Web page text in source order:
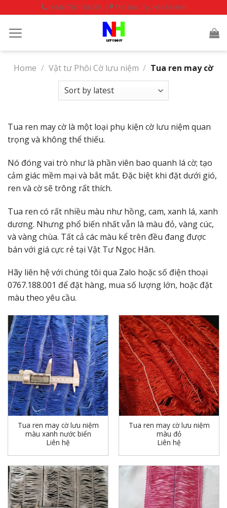
to
content
(+84) 0767 188 001 | Thủ Đức, Tp. Hồ Chí Minh
Home / Vật tư Phôi Cờ lưu niệm / Tua ren may cờ
Tua ren may cờ là một loại phụ kiện cờ lưu niệm quan
trọng và không thể thiếu.
Nó đóng vai trò như là phần viên bao quanh lá cờ; tạo
cảm giác mềm mại và bắt mắt. Đặc biệt khi đặt dưới gió,
ren và cờ sẽ trông rất thích.
Tua ren có rất nhiều màu như hồng, cam, xanh lá, xanh
dương. Nhưng phổ biến nhất vẫn là màu đỏ, vàng cúc,
và vàng chùa. Tất cả các màu kể trên đều đang được
bán với giá cực rẻ tại Vật Tư Ngọc Hân.
Hãy liên hệ với chúng tôi qua Zalo hoặc số điện thoại
0767.188.001 để đặt hàng, mua số lượng lớn, hoặc đặt
màu theo yêu cầu.
Tua ren may cờ lưu niệm
màu xanh nước biển
Liên hệ
Tua ren may cờ lưu niệm
màu đỏ
Liên hệ